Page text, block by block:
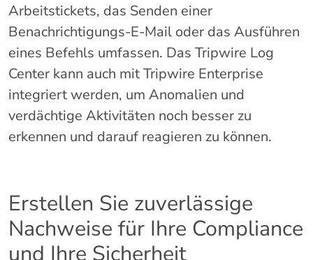
Arbeitstickets, das Senden einer
Benachrichtigungs-E-Mail oder das Ausführen
eines Befehls umfassen. Das Tripwire Log
Center kann auch mit Tripwire Enterprise
integriert werden, um Anomalien und
verdächtige Aktivitäten noch besser zu
erkennen und darauf reagieren zu können.
Erstellen Sie zuverlässige
Nachweise für Ihre Compliance
und Ihre Sicherheit